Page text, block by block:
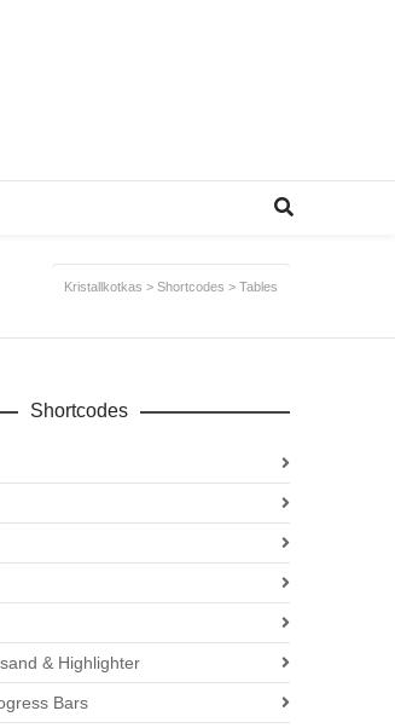
Kristallkotkas > Shortcodes > Tables
Shortcodes
& Highlighter
Bars